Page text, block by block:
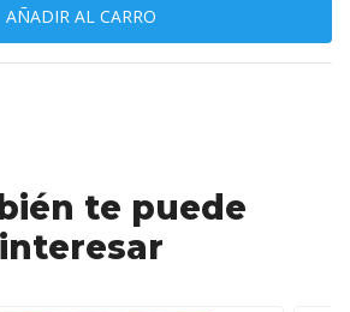
te puede
interesar